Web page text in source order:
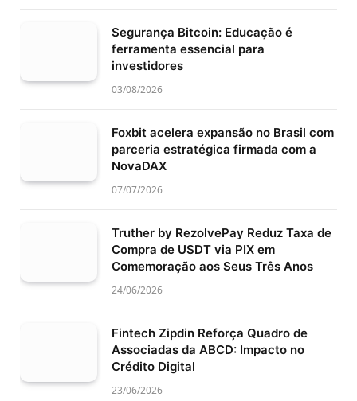
Segurança Bitcoin: Educação é
ferramenta essencial para
investidores
03/08/2026
Foxbit acelera expansão no Brasil com
parceria estratégica firmada com a
NovaDAX
07/07/2026
Truther by RezolvePay Reduz Taxa de
Compra de USDT via PIX em
Comemoração aos Seus Três Anos
24/06/2026
Fintech Zipdin Reforça Quadro de
Associadas da ABCD: Impacto no
Crédito Digital
23/06/2026